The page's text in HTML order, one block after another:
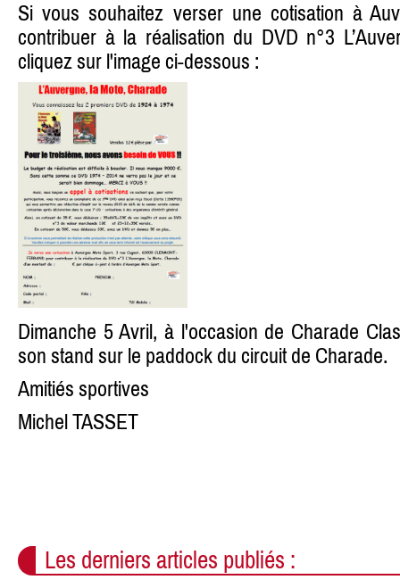
Si vous souhaitez verser une cotisation à
contribuer à la réalisation du DVD n°3
cliquez sur l'image ci-dessous :
Dimanche 5 Avril, à l'occasion de Charade
son stand sur le paddock du circuit de Charade.
Amitiés sportives
Michel TASSET
Les derniers articles publiés :